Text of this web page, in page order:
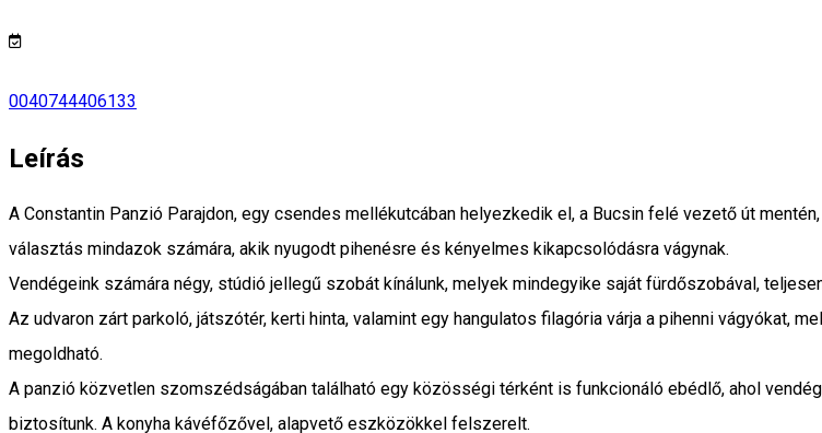
0040744406133
Leírás
A Constantin Panzió Parajdon, egy csendes mellékutcában helyezkedik el, a Bucsin felé vezető út
választás mindazok számára, akik nyugodt pihenésre és kényelmes kikapcsolódásra vágynak.
Vendégeink számára négy, stúdió jellegű szobát kínálunk, melyek mindegyike saját fürdőszobával,
Az udvaron zárt parkoló, játszótér, kerti hinta, valamint egy hangulatos filagória várja a pihenni
megoldható.
A panzió közvetlen szomszédságában található egy közösségi térként is funkcionáló ebédlő, ahol
biztosítunk. A konyha kávéfőzővel, alapvető eszközökkel felszerelt.